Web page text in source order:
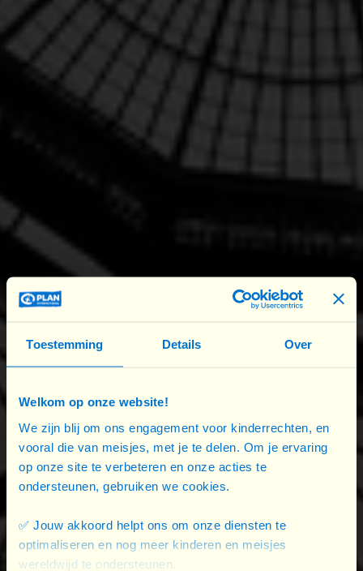
Toestemming Details Over
Welkom op onze website!
We zijn blij om ons engagement voor kinderrechten, en
vooral die van meisjes, met je te delen. Om je ervaring
op onze site te verbeteren en onze acties te
ondersteunen, gebruiken we cookies.
✅ Jouw akkoord helpt ons om onze diensten te
optimaliseren en nog meer kinderen en meisjes
wereldwijd te ondersteunen.
profitant d'un espace propice à des discussions
chaleureuses et ouvertes.
Nous serons ravi·es de vous accueillir le 2 juin à
11h30 et le 4 juin à 13h.
Avant ou après, vous pourrez visiter librement le
Jardin Botanique et profiter à votre rythme de ce
ticket de consommation par personne pour
prendre un verre ensemble au restaurant 't
Pachthof. Enfin, à 16h15, vous pourrez participer à
une séance d'information facultative sur les dons
et les legs pour de bonnes causes.
Tout se déroulera dansune ambiance détendue
et chaleureuse propice à la rencontre et aux
connexions
. Cet événement constitue une belle
des questions dans un cadre confidentiel et
découvrir comment vous pouvez avoir un impact
durable.
Que vous soyez un·e donateur·rice fidèle, un·e
volontaire, un·e sympathisant·e ou simplement une